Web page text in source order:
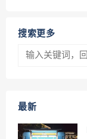
搜索更多
最新